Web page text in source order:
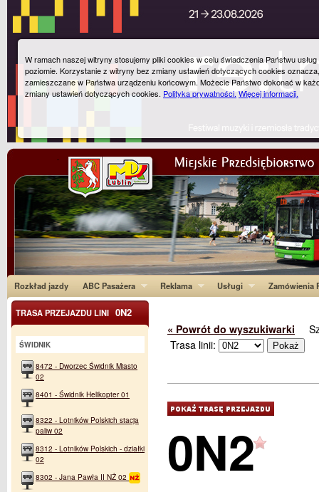
Rozkład jazdy ABC Pasażera Reklama Usługi Zamówienia
« Powrót do wyszukiwarki
Trasa linii:
0N2
TRASA PRZEJAZDU LINI 0N2
ŚWIDNIK
8472 - Dworzec Świdnik Miasto
02
8401 - Świdnik Helikopter 01
8322 - Lotników Polskich stacja
paliw 02
8312 - Lotników Polskich - działki
02
8302 - Jana Pawła II NŻ 02
W ramach naszej witryny stosujemy pliki cookies w celu świadczenia Państwu
poziomie. Korzystanie z witryny bez zmiany ustawień dotyczących cookies
zamieszczane w Państwa urządzeniu końcowym. Możecie Państwo dokonać w
zmiany ustawień dotyczących cookies. Polityka prywatności.Więcej informacji.